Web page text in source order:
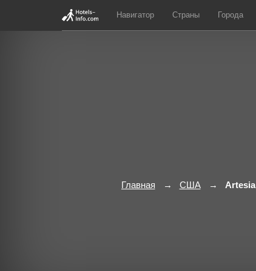
Навигатор Страны Города
Главная США Artesia